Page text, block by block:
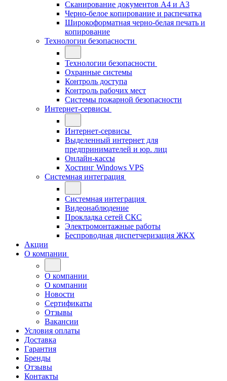
Сканирование документов А4 и А3
Черно-белое копирование и распечатка
Широкоформатная черно-белая печать и
копирование
Технологии безопасности
Технологии безопасности
Охранные системы
Контроль доступа
Контроль рабочих мест
Системы пожарной безопасности
Интернет-сервисы
Интернет-сервисы
Выделенный интернет для
предпринимателей и юр. лиц
Онлайн-кассы
Хостинг Windows VPS
Системная интеграция
Системная интеграция
Видеонаблюдение
Прокладка сетей СКС
Электромонтажные работы
Беспроводная диспетчеризация ЖКХ
Акции
О компании
О компании
О компании
Новости
Сертификаты
Отзывы
Вакансии
Условия оплаты
Доставка
Гарантия
Бренды
Отзывы
Контакты